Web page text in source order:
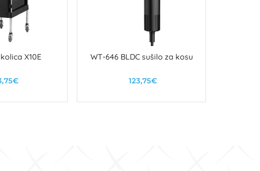
X10E WT-646 BLDC sušilo za kosu
123,75€
U košaricu